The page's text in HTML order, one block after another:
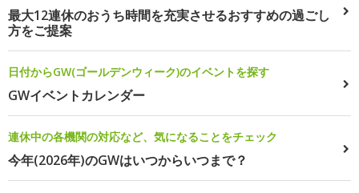
最大12連休のおうち時間を充実させるおすすめの過ごし
方をご提案
日付からGW(ゴールデンウィーク)のイベントを探す
GWイベントカレンダー
連休中の各機関の対応など、気になることをチェック
今年(2026年)のGWはいつからいつまで？